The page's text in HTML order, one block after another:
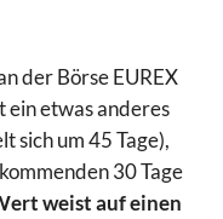
der Börse EUREX
etwas anderes
sich um 45 Tage),
30 Tage
weist auf einen